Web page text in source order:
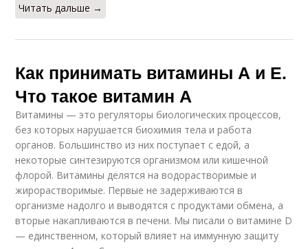
Читать дальше →
Как принимать витамины А и Е.
Что такое витамин А
Витамины — это регуляторы биологических процессов,
без которых нарушается биохимия тела и работа
органов. Большинство из них поступает с едой, а
некоторые синтезируются организмом или кишечной
флорой. Витамины делятся на водорастворимые и
жирорастворимые. Первые не задерживаются в
организме надолго и выводятся с продуктами обмена, а
вторые накапливаются в печени. Мы писали о витамине D
— единственном, который влияет на иммунную защиту